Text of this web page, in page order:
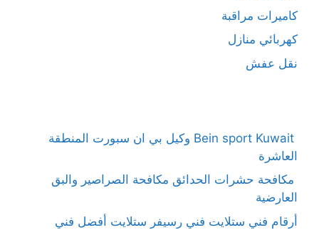
كاميرات مراقبة
كهربائي منازل
نقل عفش
Bein sport Kuwait وكيل بي ان سبورت المنطقة
العاشرة
مكافحة حشرات الحدائق مكافحة الصراصير والبق
العارضية
أرقام فني ستلايت فني رسيفر ستلايت أفضل فني